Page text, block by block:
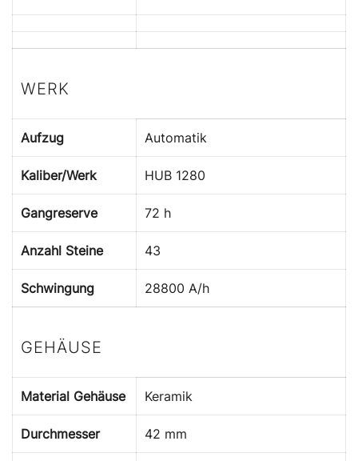
WERK
Aufzug Automatik
Kaliber/Werk HUB 1280
Gangreserve 72 h
Anzahl Steine 43
Schwingung 28800 A/h
GEHÄUSE
Material Gehäuse Keramik
Durchmesser 42 mm